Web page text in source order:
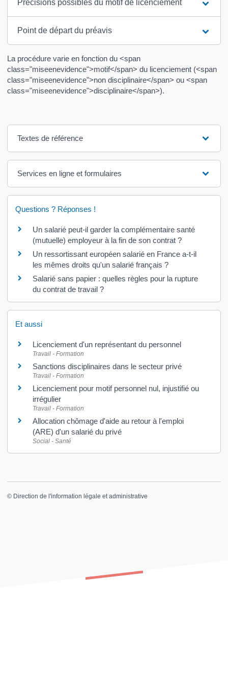
Précisions possibles du motif de licenciement
Point de départ du préavis
La procédure varie en fonction du <span
class="miseenevidence">motif</span> du licenciement (<span
class="miseenevidence">non disciplinaire</span> ou <span
class="miseenevidence">disciplinaire</span>).
Textes de référence
Services en ligne et formulaires
Questions ? Réponses !
Un salarié peut-il garder la complémentaire santé
(mutuelle) employeur à la fin de son contrat ?
Un ressortissant européen salarié en France a-t-il
les mêmes droits qu'un salarié français ?
Salarié sans papier : quelles règles pour la rupture
du contrat de travail ?
Et aussi
Licenciement d'un représentant du personnel
Travail - Formation
Sanctions disciplinaires dans le secteur privé
Travail - Formation
Licenciement pour motif personnel nul, injustifié ou
irrégulier
Travail - Formation
Allocation chômage d'aide au retour à l'emploi
(ARE) d'un salarié du privé
Social - Santé
© Direction de l'information légale et administrative